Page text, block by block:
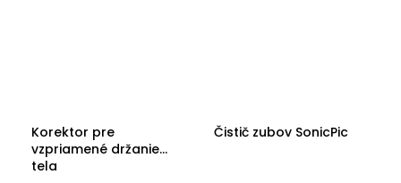
Korektor pre
vzpriamené držanie
tela
Čistič zubov SonicPic